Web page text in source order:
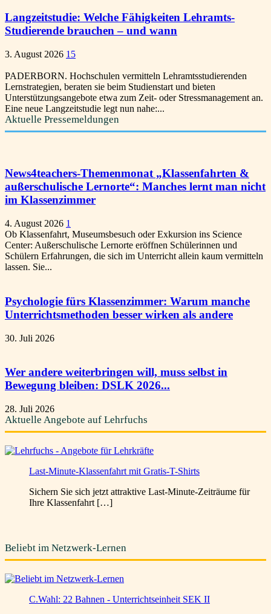
Langzeitstudie: Welche Fähigkeiten Lehramts-
Studierende brauchen – und wann
3. August 2026 15
PADERBORN. Hochschulen vermitteln Lehramtsstudierenden
Lernstrategien, beraten sie beim Studienstart und bieten
Unterstützungsangebote etwa zum Zeit- oder Stressmanagement an.
Eine neue Langzeitstudie legt nun nahe:...
Aktuelle Pressemeldungen
News4teachers-Themenmonat „Klassenfahrten &
außerschulische Lernorte“: Manches lernt man nicht
im Klassenzimmer
4. August 2026 1
Ob Klassenfahrt, Museumsbesuch oder Exkursion ins Science
Center: Außerschulische Lernorte eröffnen Schülerinnen und
Schülern Erfahrungen, die sich im Unterricht allein kaum vermitteln
lassen. Sie...
Psychologie fürs Klassenzimmer: Warum manche
Unterrichtsmethoden besser wirken als andere
30. Juli 2026
Wer andere weiterbringen will, muss selbst in
Bewegung bleiben: DSLK 2026...
28. Juli 2026
Aktuelle Angebote auf Lehrfuchs
Last-Minute-Klassenfahrt mit Gratis-T-Shirts
Sichern Sie sich jetzt attraktive Last-Minute-Zeiträume für
Ihre Klassenfahrt […]
Beliebt im Netzwerk-Lernen
C.Wahl: 22 Bahnen - Unterrichtseinheit SEK II